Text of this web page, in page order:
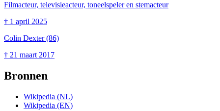
Filmacteur, televisieacteur, toneelspeler en stemacteur
† 1 april 2025
Colin Dexter(86)
† 21 maart 2017
Bronnen
Wikipedia (NL)
Wikipedia (EN)